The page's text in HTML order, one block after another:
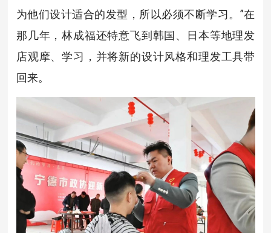
为他们设计适合的发型，所以必须不断学习。”在
那几年，林成福还特意飞到韩国、日本等地理发
店观摩、学习，并将新的设计风格和理发工具带
回来。